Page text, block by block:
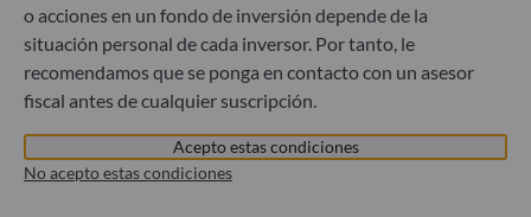
ODDO BHF Asset Management LUX
6, rue Gabriel Lippmann
L-5365 Munsbach
Luxemburgo
Sociedad gestora de carteras autorizada por la Commission
o acciones en un fondo de inversión depende de la
situación personal de cada inversor. Por tanto, le
recomendamos que se ponga en contacto con un asesor
fiscal antes de cualquier suscripción.
Acepto estas condiciones
No acepto estas condiciones